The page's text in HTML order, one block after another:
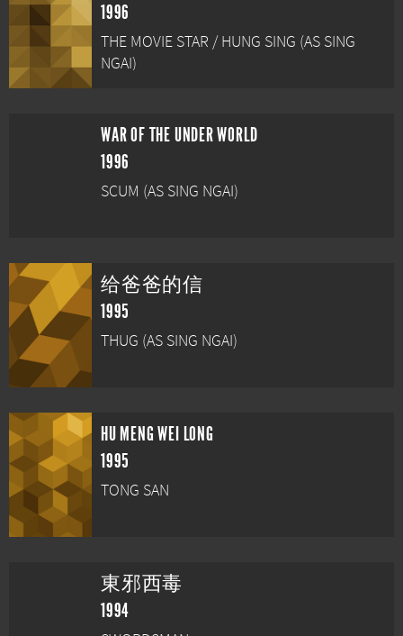
1996
THE MOVIE STAR / HUNG SING (AS SING
NGAI)
WAR OF THE UNDER WORLD
1996
SCUM (AS SING NGAI)
给爸爸的信
1995
THUG (AS SING NGAI)
HU MENG WEI LONG
1995
TONG SAN
東邪西毒
1994